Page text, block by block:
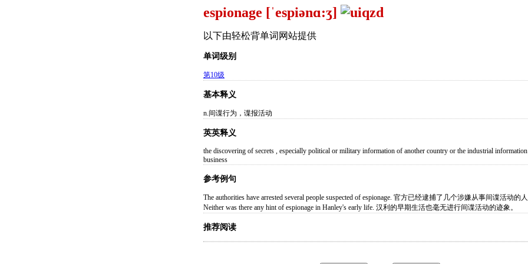
espionage [ˈespiənɑ:ʒ]
以下由轻松背单词网站提供
单词级别
第10级
基本释义
n.间谍行为，谍报活动
英英释义
the discovering of secrets , especially political or military information of another country or the industrial
business
参考例句
The authorities have arrested several people suspected of espionage. 官方已经逮捕了几个涉嫌从事间谍活动的人
Neither was there any hint of espionage in Hanley's early life. 汉利的早期生活也毫无进行间谍活动的迹象。
推荐阅读